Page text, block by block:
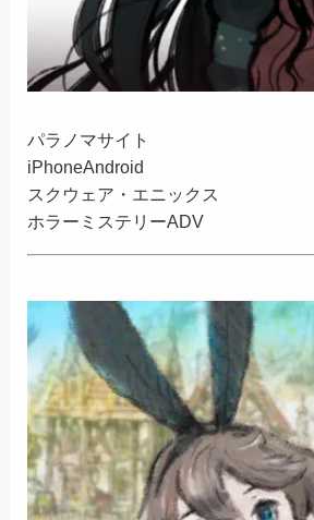
パラノマサイト
iPhoneAndroid
スクウェア・エニックス
ホラーミステリーADV